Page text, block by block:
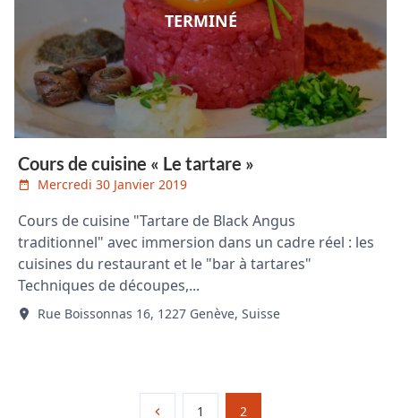
TERMINÉ
Cours de cuisine « Le tartare »
Mercredi 30 Janvier 2019
Cours de cuisine "Tartare de Black Angus
traditionnel" avec immersion dans un cadre réel : les
cuisines du restaurant et le "bar à tartares"
Techniques de découpes,...
Rue Boissonnas 16, 1227 Genève, Suisse
1 2